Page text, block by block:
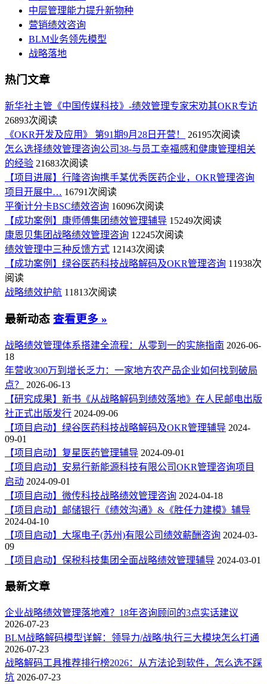
中层管理能力提升新物种
营销绩效咨询
BLM业务领先模型
战略落地
热门文章
新华社主管《中国传媒科技》-绩效管理专家宋劝其OKR专访
26893次阅读
《OKR开发及应用》 第91期9月28日开营！
26195次阅读
怎么选择绩效管理咨询公司38-与员工幸福感和健康管理相关
的经验 21683次阅读
【项目进展】行隆咨询携手某优秀医药企业，OKR管理咨询
项目开展中… 16791次阅读
平衡计分卡BSC绩效咨询 16096次阅读
【成功案例】康师傅集团绩效管理辅导 15249次阅读
康恩贝集团战略绩效管理咨询 12245次阅读
绩效管理中三种反馈方式 12143次阅读
【成功案例】绿谷医药科技战略解码及OKR管理咨询 11938次
阅读
战略绩效护航 11813次阅读
最新动态 查看更多 »
战略绩效管理体系搭建全流程：从零到一的实施指南 2026-06-
18
年营收300万到增长乏力：一家地方农产品企业如何找到破局
点？
2026-06-13
【研究成果】新书《从战略解码到绩效落地》在人民邮电出版
社正式出版发行 2024-09-06
【项目启动】绿谷医药科技战略解码及OKR管理辅导 2024-
09-01
【项目启动】复星医药管理辅导 2024-09-01
【项目启动】安易行新能源科技有限公司OKR管理咨询项目
启动 2024-09-01
【项目启动】微传科技战略绩效管理咨询 2024-04-18
【项目启动】邮储银行《绩效沟通》&《胜任力建模》辅导
2024-04-10
【项目启动】大塚电子(苏州)有限公司绩效薪酬咨询 2024-03-
09
【项目启动】保税科技集团全面战略绩效管理辅导 2024-03-01
最新文章
企业战略绩效管理落地难？18年咨询顾问的3点实话建议
2026-07-23
BLM战略解码模型详解：领导力/战略/执行三大模块怎么打通
2026-07-23
战略解码工具推荐排行榜2026：从方法论到软件，怎么选不踩
坑 2026-07-23